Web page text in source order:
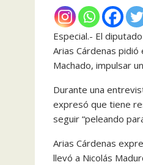
Especial.- El
Arias Cárdenas
Machado, impulsar
Durante una
expresó que tiene
seguir “peleando
Arias Cárdenas
llevó a Nicolás